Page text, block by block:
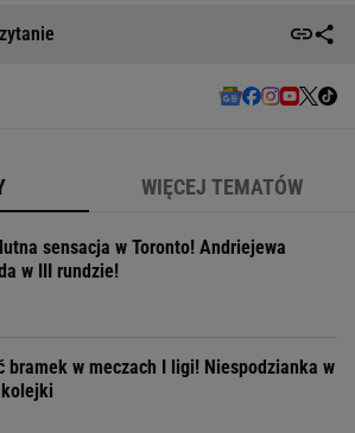
WIĘCEJ TEMATÓW
sensacja w Toronto! Andriejewa
w III rundzie!
bramek w meczach I ligi! Niespodzianka w